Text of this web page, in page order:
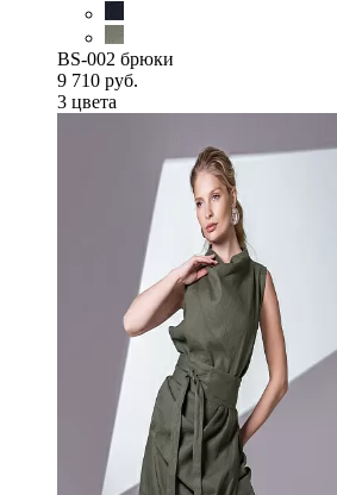
BS-002 брюки
9 710 руб.
3 цветa